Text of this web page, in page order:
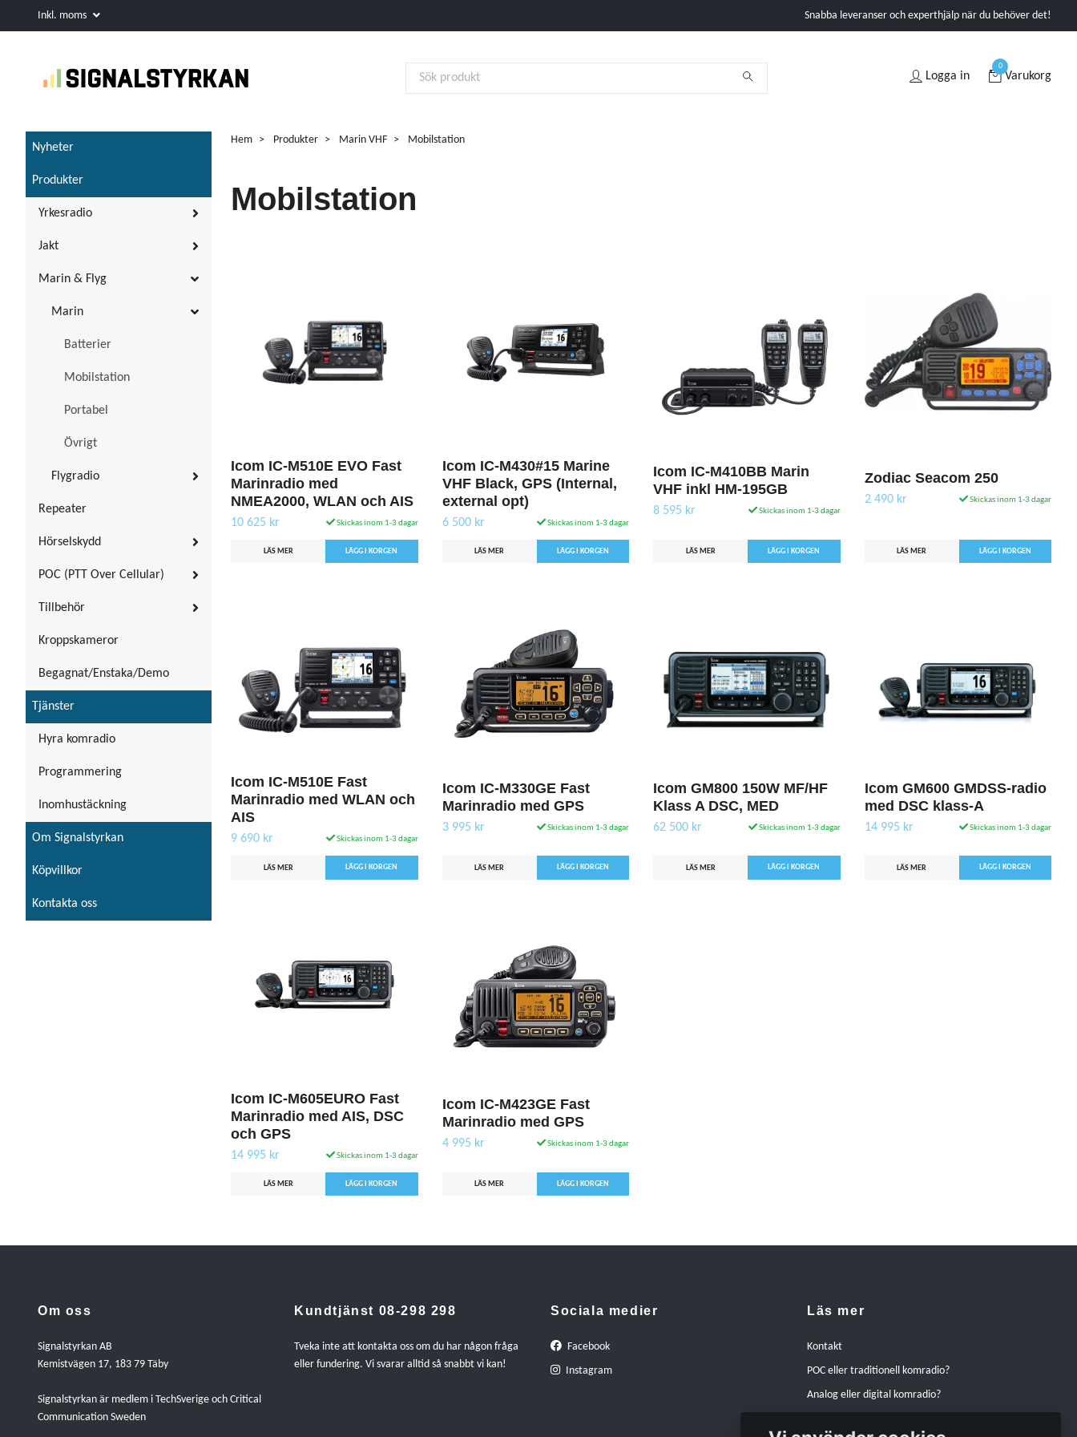
Inkl. moms Snabba leveranser och experthjälp när du behöver det!
Logga in
0
Varukorg
Nyheter
Produkter
Yrkesradio
Jakt
Marin & Flyg
Marin
Batterier
Mobilstation
Portabel
Övrigt
Flygradio
Repeater
Hörselskydd
POC (PTT Over Cellular)
Tillbehör
Kroppskameror
Begagnat/Enstaka/Demo
Tjänster
Hyra komradio
Programmering
Inomhustäckning
Om Signalstyrkan
Köpvillkor
Kontakta oss
Hem Produkter Marin VHF Mobilstation
Mobilstation
Icom IC-M510E EVO Fast
Marinradio med
NMEA2000, WLAN och AIS
10 625 kr Skickas inom 1-3 dagar
LÄS MER
Icom IC-M430#15 Marine
VHF Black, GPS (Internal,
external opt)
6 500 kr Skickas inom 1-3 dagar
LÄS MER
Icom IC-M410BB Marin
VHF inkl HM-195GB
8 595 kr Skickas inom 1-3 dagar
LÄS MER
Zodiac Seacom 250
2 490 kr Skickas inom 1-3 dagar
LÄS MER
Icom IC-M510E Fast
Marinradio med WLAN och
AIS
9 690 kr Skickas inom 1-3 dagar
LÄS MER
Icom IC-M330GE Fast
Marinradio med GPS
3 995 kr Skickas inom 1-3 dagar
LÄS MER
Icom GM800 150W MF/HF
Klass A DSC, MED
62 500 kr Skickas inom 1-3 dagar
LÄS MER
Icom GM600 GMDSS-radio
med DSC klass-A
14 995 kr Skickas inom 1-3 dagar
LÄS MER
Icom IC-M605EURO Fast
Marinradio med AIS, DSC
och GPS
14 995 kr Skickas inom 1-3 dagar
LÄS MER
Icom IC-M423GE Fast
Marinradio med GPS
4 995 kr Skickas inom 1-3 dagar
LÄS MER
Om oss
Signalstyrkan AB
Kemistvägen 17, 183 79 Täby
Signalstyrkan är medlem i TechSverige och Critical
Communication Sweden
Kundtjänst 08-298 298
Tveka inte att kontakta oss om du har någon fråga
eller fundering. Vi svarar alltid så snabbt vi kan!
Sociala medier
Facebook
Instagram
Läs mer
Kontakt
POC eller traditionell komradio?
Analog eller digital komradio?